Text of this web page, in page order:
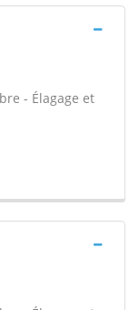
- Élagage et